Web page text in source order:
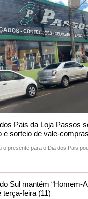
Pais da Loja Passos
e sorteio de vale-compras
o presente para o Dia dos Pais
Sul mantém “Homem-
terça-feira (11)